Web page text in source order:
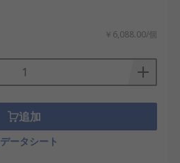
￥6,088.00/個
追加
データシート